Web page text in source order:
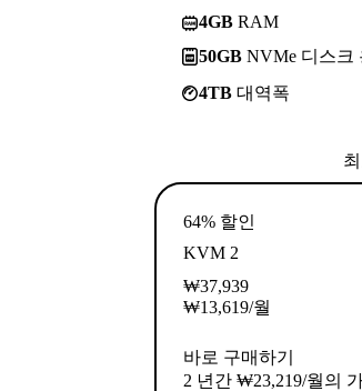
4GB RAM
50GB NVMe 디스크
4TB 대역폭
64% 할인
KVM 2
₩37,939
₩13,619/월
바로 구매하기
2 년간 ₩23,219/월의